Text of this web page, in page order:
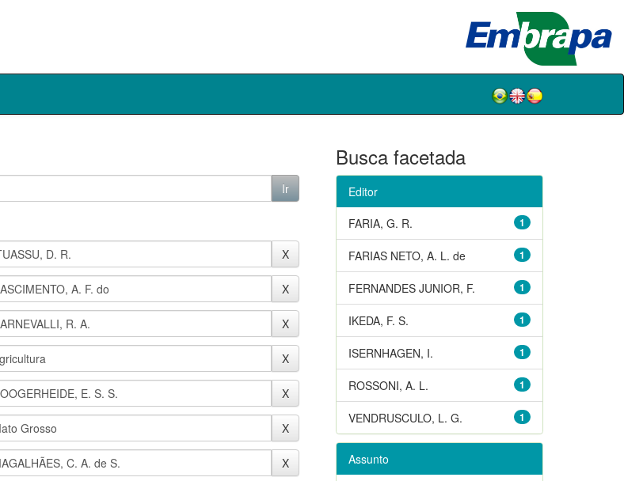
Busca facetada
Editor
1
FARIA, G. R.
1
FARIAS NETO, A. L. de
1
FERNANDES JUNIOR, F.
1
IKEDA, F. S.
1
ISERNHAGEN, I.
1
ROSSONI, A. L.
1
VENDRUSCULO, L. G.
Assunto